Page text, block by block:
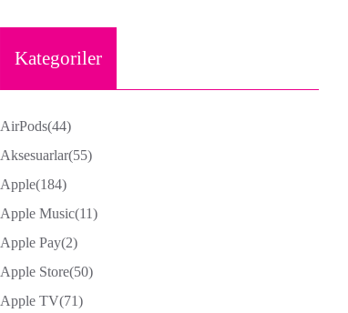
Kategoriler
AirPods(44)
Aksesuarlar(55)
Apple(184)
Apple Music(11)
Apple Pay(2)
Apple Store(50)
Apple TV(71)